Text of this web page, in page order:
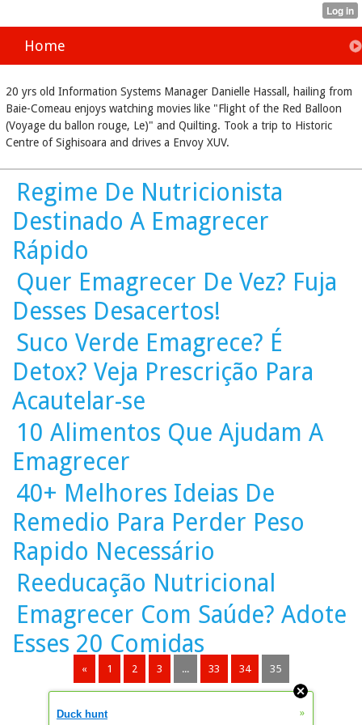
Home
20 yrs old Information Systems Manager Danielle Hassall, hailing from
Baie-Comeau enjoys watching movies like "Flight of the Red Balloon
(Voyage du ballon rouge, Le)" and Quilting. Took a trip to Historic
Centre of Sighisoara and drives a Envoy XUV.
Regime De Nutricionista
Destinado A Emagrecer
Rápido
Quer Emagrecer De Vez? Fuja
Desses Desacertos!
Suco Verde Emagrece? É
Detox? Veja Prescrição Para
Acautelar-se
10 Alimentos Que Ajudam A
Emagrecer
40+ Melhores Ideias De
Remedio Para Perder Peso
Rapido Necessário
Reeducação Nutricional
Emagrecer Com Saúde? Adote
Esses 20 Comidas
« 1 2 3 ... 33 34 35
Duck hunt »